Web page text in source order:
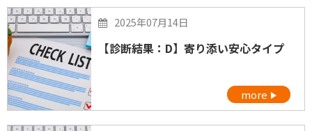
2025年07月14日
【診断結果：D】寄り添い安心タイプ
more